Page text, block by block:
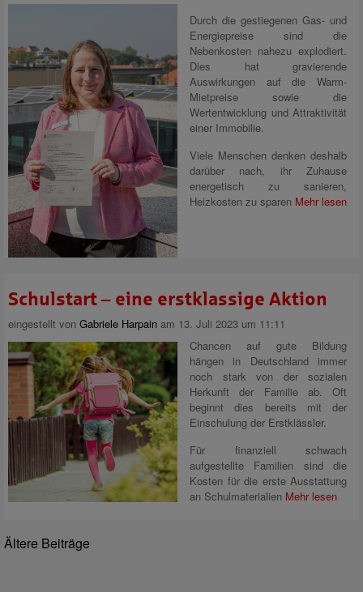
Durch die gestiegenen Gas- und
Energiepreise sind die
Nebenkosten nahezu explodiert.
Dies hat gravierende
Auswirkungen auf die Warm-
Mietpreise sowie die
Wertentwicklung und Attraktivität
einer Immobilie.
Viele Menschen denken deshalb
darüber nach, ihr Zuhause
energetisch zu sanieren,
Heizkosten zu sparen Mehr lesen
Schulstart – eine erstklassige Aktion
eingestellt von Gabriele Harpain am 13. Juli 2023 um 11:11
Chancen auf gute Bildung
hängen in Deutschland immer
noch stark von der sozialen
Herkunft der Familie ab. Oft
beginnt dies bereits mit der
Einschulung der Erstklässler.
Für finanziell schwach
aufgestellte Familien sind die
Kosten für die erste Ausstattung
an Schulmaterialien Mehr lesen
Ältere Beiträge